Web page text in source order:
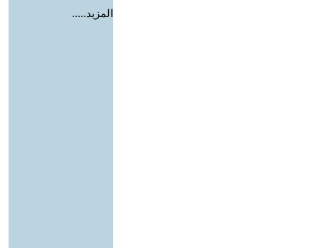
المزيد.....